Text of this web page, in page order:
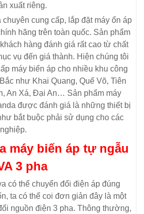
xuất riêng.
cung cấp, lắp đặt máy ổn áp
hãng trên toàn quốc. Sản phẩm
hàng đánh giá rất cao từ chất
vụ đến giá thành. Hiện chúng tôi
máy biến áp cho nhiều khu công
như Khai Quang, Quế Võ, Tiên
An Xá, Đại An… Sản phẩm máy
được đánh giá là những thiết bị
bắt buộc phải sử dụng cho các
máy biến áp tự ngẫu
3 pha
có thể chuyển đổi điện áp đúng
ta có thể coi đơn giản đây là một
nguồn điện 3 pha. Thông thường,